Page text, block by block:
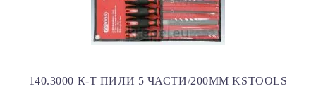
140.3000 К-Т ПИЛИ 5 ЧАСТИ/200ММ KSTOOLS